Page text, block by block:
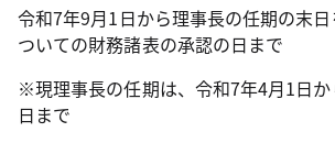
令和7年9月1日から理事長の任期の末
ついての財務諸表の承認の日まで
※現理事長の任期は、令和7年4月1日
日まで